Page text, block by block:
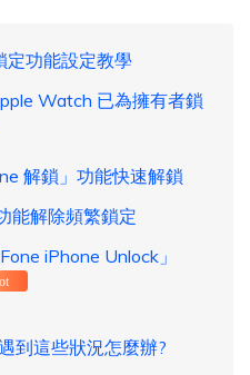
功能設定教學
Watch 已為擁有者鎖
解鎖」功能快速解鎖
能解除頻繁鎖定
iPhone Unlock」
到這些狀況怎麼辦?